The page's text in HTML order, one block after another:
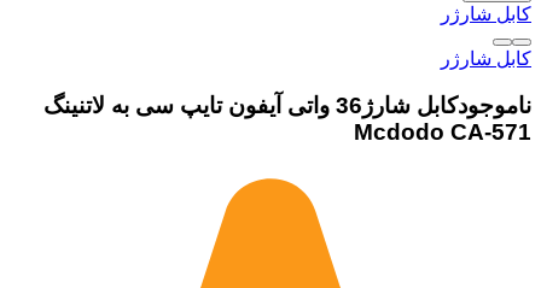
کابل شارژر
کابل شارژر
ناموجود
کابل شارژ36 واتی آیفون تایپ سی به لاتنینگ
Mcdodo CA-571